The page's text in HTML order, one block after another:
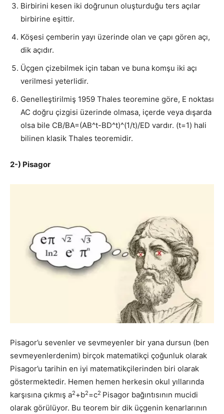
Birbirini kesen iki doğrunun oluşturduğu ters açılar
birbirine eşittir.
Köşesi çemberin yayı üzerinde olan ve çapı gören açı,
dik açıdır.
Üçgen çizebilmek için taban ve buna komşu iki açı
verilmesi yeterlidir.
Genelleştirilmiş 1959 Thales teoremine göre, E noktası
AC doğru çizgisi üzerinde olmasa, içerde veya dışarda
olsa bile CB/BA=(AB^t-BD^t)^(1/t)/ED vardır. (t=1) hali
bilinen klasik Thales teoremidir.
2-) Pisagor
Pisagor’u sevenler ve sevmeyenler bir yana dursun (ben
sevmeyenlerdenim) birçok matematikçi çoğunluk olarak
Pisagor’u tarihin en iyi matematikçilerinden biri olarak
göstermektedir. Hemen hemen herkesin okul yıllarında
karşısına çıkmış a2+b2=c2 Pisagor bağıntısının mucidi
olarak görülüyor. Bu teorem bir dik üçgenin kenarlarının